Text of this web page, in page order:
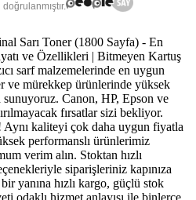
sarf malzemelerinde en uygun
ve mürekkep ürünlerinde yüksek
Canon, HP, Epson ve
fırsatlar sizi bekliyor.
Aynı kaliteyi çok daha uygun fiyatla
performanslı ürünlerimiz
verim alın. Stoktan hızlı
siparişleriniz kapınıza
yanına hızlı kargo, güçlü stok
odaklı hizmet anlayışı ile binlerce